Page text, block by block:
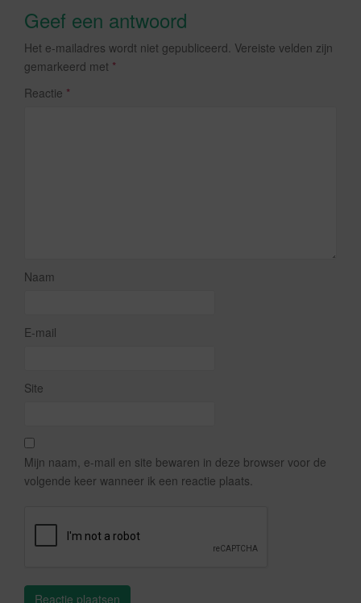
Geef een antwoord
Het e-mailadres wordt niet gepubliceerd. Vereiste velden zijn
gemarkeerd met *
Reactie *
Naam
E-mail
Site
Mijn naam, e-mail en site bewaren in deze browser voor de
volgende keer wanneer ik een reactie plaats.